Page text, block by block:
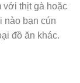
với thịt gà hoặc
nào bạn cún
đồ ăn khác.